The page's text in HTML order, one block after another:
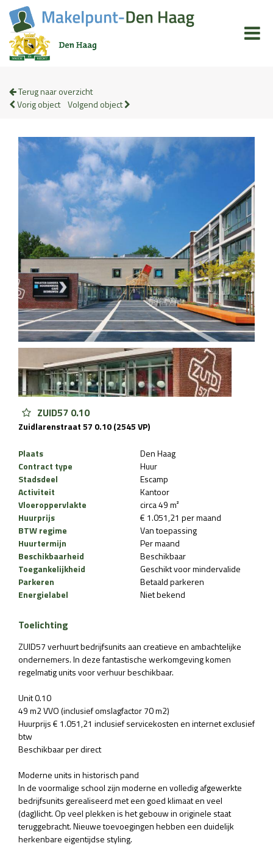
Terug naar overzicht
Vorig object Volgend object
ZUID57 0.10
Zuidlarenstraat 57 0.10 (2545 VP)
Plaats
Den Haag
Contract type
Huur
Stadsdeel
Escamp
Activiteit
Kantoor
Vloeroppervlakte
circa 49 m²
Huurprijs
€ 1.051,21 per maand
BTW regime
Van toepassing
Huurtermijn
Per maand
Beschikbaarheid
Beschikbaar
Toegankelijkheid
Geschikt voor mindervalide
Parkeren
Betaald parkeren
Energielabel
Niet bekend
Toelichting
ZUID57 verhuurt bedrijfsunits aan creatieve en ambachtelijke
ondernemers. In deze fantastische werkomgeving komen
regelmatig units voor verhuur beschikbaar.
Unit 0.10
49 m2 VVO (inclusief omslagfactor 70 m2)
Huurprijs € 1.051,21 inclusief servicekosten en internet exclusief
btw
Beschikbaar per direct
Moderne units in historisch pand
In de voormalige school zijn moderne en volledig afgewerkte
bedrijfsunits gerealiseerd met een goed klimaat en veel
(dag)licht. Op veel plekken is het gebouw in originele staat
teruggebracht. Nieuwe toevoegingen hebben een duidelijk
herkenbare eigentijdse styling.